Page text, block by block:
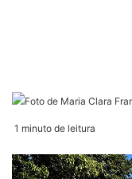
1 minuto de leitura